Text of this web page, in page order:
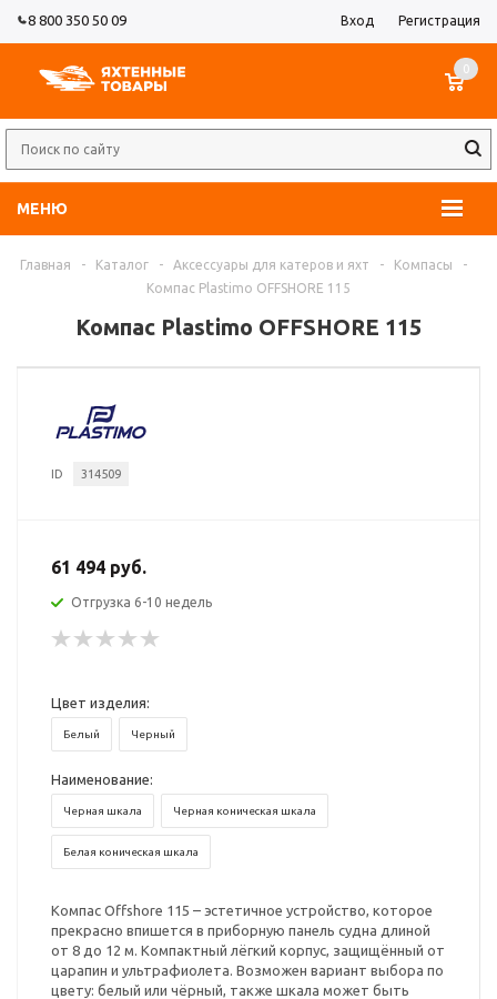
8 800 350 50 09 Вход Регистрация
МЕНЮ
0
Главная - Каталог - Аксессуары для катеров и яхт - Компасы
-
Компас Plastimo OFFSHORE 115
Компас Plastimo OFFSHORE 115
ID 314509
61 494 руб.
Отгрузка 6-10 недель
Цвет изделия:
Белый Черный
Наименование:
Черная шкала Черная коническая шкала
Белая коническая шкала
Компас Offshore 115 – эстетичное устройство, которое
прекрасно впишется в приборную панель судна длиной
от 8 до 12 м. Компактный лёгкий корпус, защищённый от
царапин и ультрафиолета. Возможен вариант выбора по
цвету: белый или чёрный, также шкала может быть